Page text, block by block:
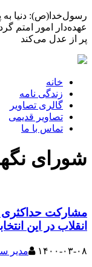
رسول‌خدا(ص): دنیا به
عهده‌دار امور امتم
پر از عدل می‌کند
خانه
زندگی نامه
گالری تصاویر
تصاویر قدیمی
تماس با ما
شورای
مشارکت حداکثری
انقلاب در این
۱۴۰۰-۰۳-۰۸ مدیر